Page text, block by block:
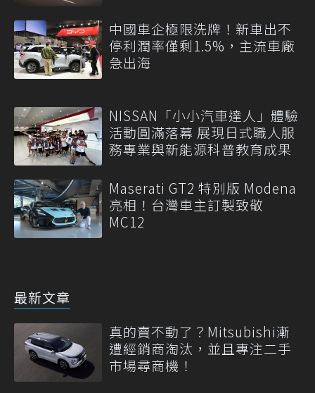
中國車企極限洗牌！新車出不
停利潤率僅剩1.5%，主流車廠
急出海
NISSAN「小小汽車達人」體驗
活動圓滿落幕 展現日式職人服
務專業與新能源科普教育成果
Maserati GT2 特別版 Modena
亮相！台灣車主訂製致敬
MC12
最新文章
真的賣不動了？Mitsubishi漸
遭經銷商淘汰，並且專注二手
市場尋商機！